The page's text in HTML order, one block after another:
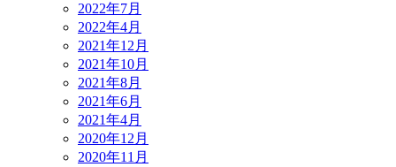
2022年7月
2022年4月
2021年12月
2021年10月
2021年8月
2021年6月
2021年4月
2020年12月
2020年11月